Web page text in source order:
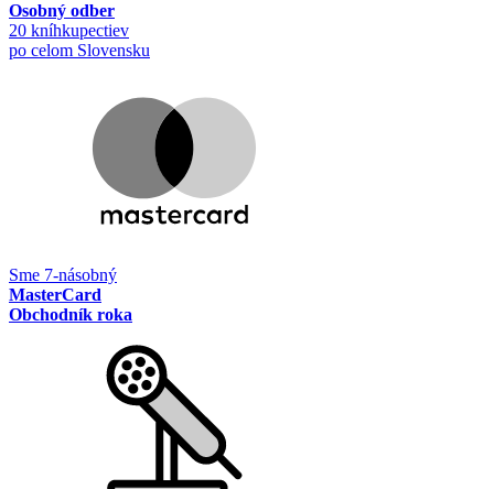
Osobný odber
20 kníhkupectiev
po celom Slovensku
Sme 7-násobný
MasterCard
Obchodník roka